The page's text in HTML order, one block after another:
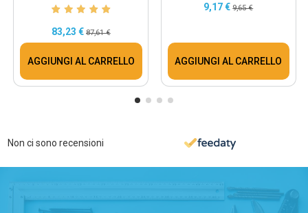
83,23 € 87,61 €
AGGIUNGI AL CARRELLO
9,17 €9,65 €
AGGIUNGI AL CARRELLO
Non ci sono recensioni